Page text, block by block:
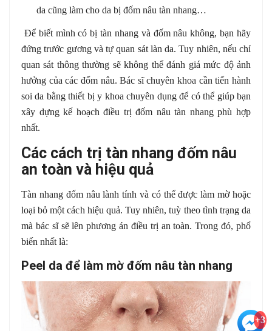
da cũng làm cho da bị đốm nâu tàn nhang…
Để biết mình có bị tàn nhang và đốm nâu không, bạn hãy
đứng trước gương và tự quan sát làn da. Tuy nhiên, nếu chỉ
quan sát thông thường sẽ không thể đánh giá mức độ ảnh
hưởng của các đốm nâu. Bác sĩ chuyên khoa cần tiến hành
soi da bằng thiết bị y khoa chuyên dụng để có thể giúp bạn
xây dựng kế hoạch điều trị đốm nâu tàn nhang phù hợp
nhất.
Các cách trị tàn nhang đốm nâu
an toàn và hiệu quả
Tàn nhang đốm nâu lành tính và có thể được làm mờ hoặc
loại bỏ một cách hiệu quả. Tuy nhiên, tuỳ theo tình trạng da
mà bác sĩ sẽ lên phương án điều trị an toàn. Trong đó, phổ
biến nhất là:
Peel da để làm mờ đốm nâu tàn nhang
+3